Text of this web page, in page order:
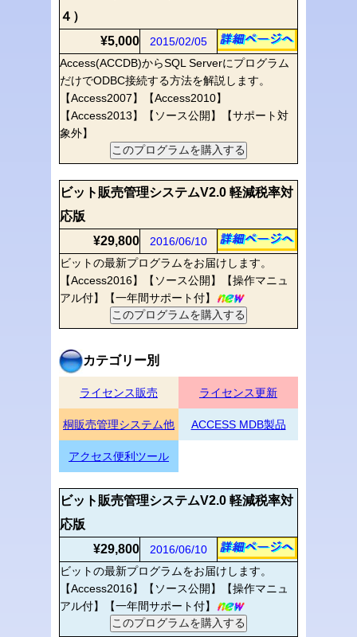
４）
¥5,000
2015/02/05
Access(ACCDB)からSQL Serverにプログラム
だけでODBC接続する方法を解説します。
【Access2007】【Access2010】
【Access2013】【ソース公開】【サポート対
象外】
ビット販売管理システムV2.0 軽減税率対
応版
¥29,800
2016/06/10
ビットの最新プログラムをお届けします。
【Access2016】【ソース公開】【操作マニュ
アル付】【一年間サポート付】
カテゴリー別
ライセンス販売 ライセンス更新
桐販売管理システム他 ACCESS MDB製品
アクセス便利ツール
ビット販売管理システムV2.0 軽減税率対
応版
¥29,800
2016/06/10
ビットの最新プログラムをお届けします。
【Access2016】【ソース公開】【操作マニュ
アル付】【一年間サポート付】